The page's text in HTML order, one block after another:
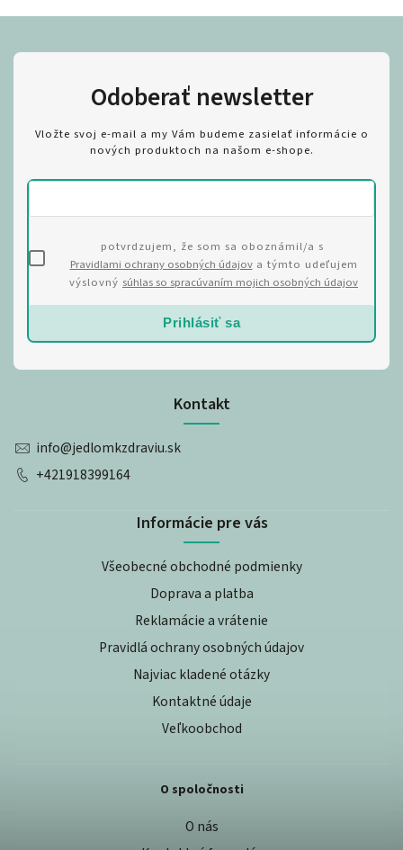
Kontakt
info@jedlomkzdraviu.sk
+421918399164
Informácie pre vás
Všeobecné obchodné podmienky
Doprava a platba
Reklamácie a vrátenie
Pravidlá ochrany osobných údajov
Najviac kladené otázky
Kontaktné údaje
Veľkoobchod
O spoločnosti
O nás
Odoberať newsletter
Vložte svoj e-mail a my Vám budeme zasielať informácie o
nových produktoch na našom e-shope.
potvrdzujem, že som sa oboznámil/a s
Pravidlami ochrany osobných údajova týmto udeľujem
výslovný súhlas so spracúvaním mojich osobných údajov
Prihlásiť sa